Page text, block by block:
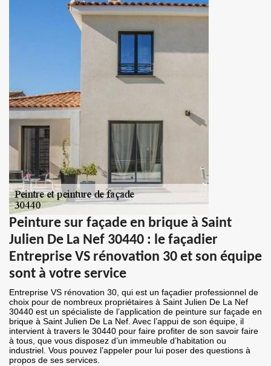
Peinture sur façade en brique à Saint
Julien De La Nef 30440 : le façadier
Entreprise VS rénovation 30 et son équipe
sont à votre service
Entreprise VS rénovation 30, qui est un façadier professionnel de
choix pour de nombreux propriétaires à Saint Julien De La Nef
30440 est un spécialiste de l’application de peinture sur façade en
brique à Saint Julien De La Nef. Avec l’appui de son équipe, il
intervient à travers le 30440 pour faire profiter de son savoir faire
à tous, que vous disposez d’un immeuble d’habitation ou
industriel. Vous pouvez l’appeler pour lui poser des questions à
propos de ses services.